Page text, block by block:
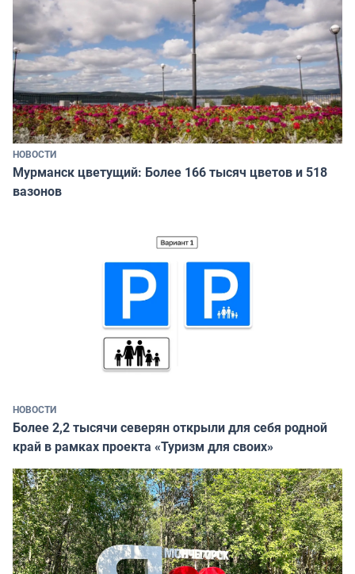
НОВОСТИ
Мурманск цветущий: Более 166 тысяч цветов и 518
вазонов
НОВОСТИ
Более 2,2 тысячи северян открыли для себя родной
край в рамках проекта «Туризм для своих»